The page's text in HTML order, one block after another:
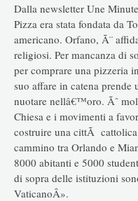
Dalla newsletter Une
Pizza era stata fondata da
americano. Orfano, Ã¨
religiosi. Per mancanza di
per comprare una pizzeria
suo affare in catena prende
nuotare nellâ€™oro. Ãˆ
Chiesa e i movimenti a
costruire una cittÃ
cammino tra Orlando e
8000 abitanti e 5000
di sopra delle istituzioni
VaticanoÂ».